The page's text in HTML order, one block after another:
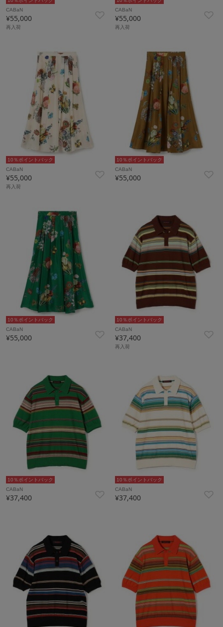
CABaN
¥55,000
再入荷
CABaN
¥55,000
再入荷
10％ポイントバック
CABaN
¥55,000
再入荷
10％ポイントバック
CABaN
¥55,000
10％ポイントバック
CABaN
¥55,000
10％ポイントバック
CABaN
¥37,400
再入荷
10％ポイントバック
CABaN
¥37,400
10％ポイントバック
CABaN
¥37,400